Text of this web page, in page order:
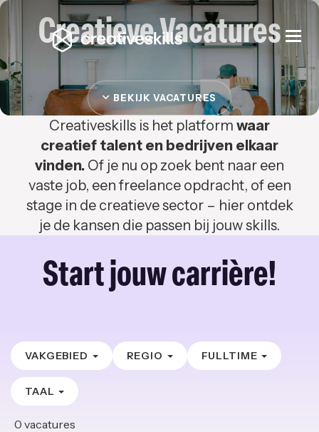
Creatieve Vacatures
BEKIJK VACATURES
Creativeskills is het platform waar
creatief talent en bedrijven elkaar
vinden. Of je nu op zoek bent naar een
vaste job, een freelance opdracht, of een
stage in de creatieve sector – hier ontdek
je de kansen die passen bij jouw skills.
Start jouw carrière!
VAKGEBIED REGIO FULLTIME
TAAL
0 vacatures